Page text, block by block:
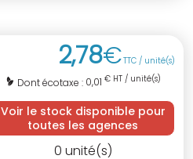
2,78€TTC / unité(s)
Dont écotaxe : 0,01 € HT / unité(s)
Voir le stock disponible pour
toutes les agences
0 unité(s)